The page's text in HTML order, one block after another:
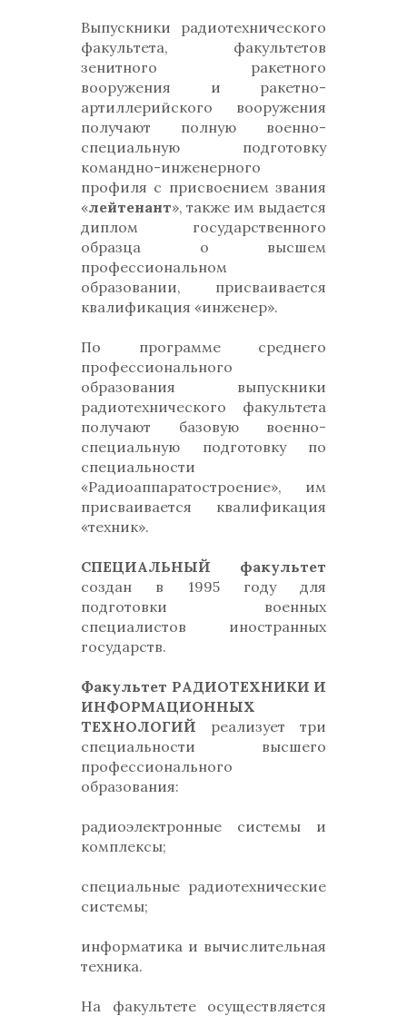
Выпускники радиотехнического
факультета, факультетов
зенитного ракетного
вооружения и ракетно-
артиллерийского вооружения
получают полную военно-
специальную подготовку
командно-инженерного
профиля с присвоением звания
«лейтенант», также им выдается
диплом государственного
образца о высшем
профессиональном
образовании, присваивается
квалификация «инженер».
По программе среднего
профессионального
образования выпускники
радиотехнического факультета
получают базовую военно-
специальную подготовку по
специальности
«Радиоаппаратостроение», им
присваивается квалификация
«техник».
СПЕЦИАЛЬНЫЙ факультет
создан в 1995 году для
подготовки военных
специалистов иностранных
государств.
Факультет РАДИОТЕХНИКИ И
ИНФОРМАЦИОННЫХ
ТЕХНОЛОГИЙ реализует три
специальности высшего
профессионального
образования:
радиоэлектронные системы и
комплексы;
специальные радиотехнические
системы;
информатика и вычислительная
техника.
На факультете осуществляется